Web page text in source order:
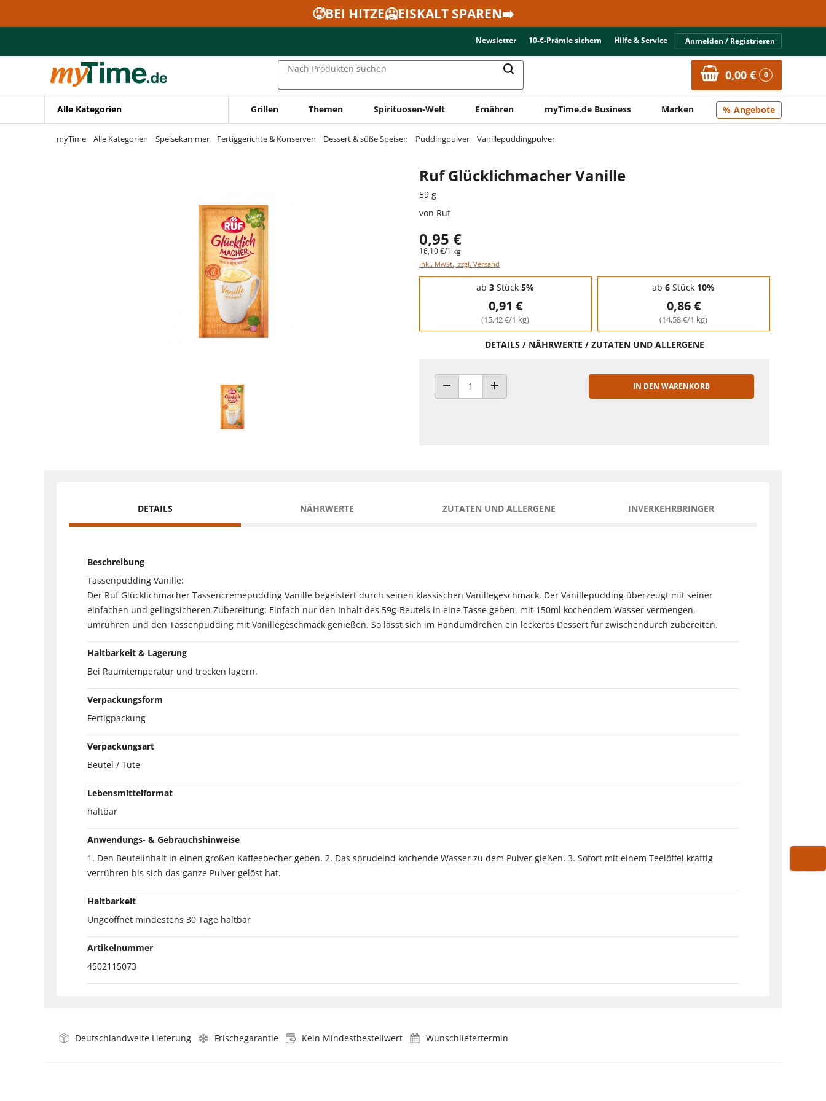
Zur Navigation springen
🥵BEI HITZE🥶EISKALT SPAREN➡️
Newsletter 10-€-Prämie sichern Hilfe & Service Anmelden / Registrieren
Nach Produkten suchen 0,00 € 0
Alle Kategorien Grillen Themen Spirituosen-Welt Ernähren myTime.de Business Marken Angebote
myTime Alle Kategorien Speisekammer Fertiggerichte & Konserven Dessert & süße Speisen Puddingpulver Vanillepuddingpulver
Ruf Glücklichmacher Vanille
59 g
von Ruf
0,95 €
16,10 €/1 kg
inkl. MwSt., zzgl. Versand
Staffelpreise - Mengenrabatt
ab 3 Stück 5%
0,91 €
(15,42 €/1 kg)
ab 6 Stück 10%
0,86 €
(14,58 €/1 kg)
DETAILS / NÄHRWERTE / ZUTATEN UND ALLERGENE
ANZAHL VERRINGERNANZAHL ERHÖHEN
IN DEN WARENKORB
DETAILS NÄHRWERTE ZUTATEN UND ALLERGENE INVERKEHRBRINGER
Beschreibung
Tassenpudding Vanille:
Der Ruf Glücklichmacher Tassencremepudding Vanille begeistert durch seinen klassischen Vanillegeschmack. Der Vanillepudding überzeugt mit seiner
einfachen und gelingsicheren Zubereitung: Einfach nur den Inhalt des 59g-Beutels in eine Tasse geben, mit 150ml kochendem Wasser vermengen,
umrühren und den Tassenpudding mit Vanillegeschmack genießen. So lässt sich im Handumdrehen ein leckeres Dessert für zwischendurch zubereiten.
Haltbarkeit & Lagerung
Bei Raumtemperatur und trocken lagern.
Verpackungsform
Fertigpackung
Verpackungsart
Beutel / Tüte
Lebensmittelformat
haltbar
Anwendungs- & Gebrauchshinweise
1. Den Beutelinhalt in einen großen Kaffeebecher geben. 2. Das sprudelnd kochende Wasser zu dem Pulver gießen. 3. Sofort mit einem Teelöffel kräftig
verrühren bis sich das ganze Pulver gelöst hat.
Haltbarkeit
Ungeöffnet mindestens 30 Tage haltbar
Artikelnummer
4502115073
Deutschlandweite Lieferung Frischegarantie Kein Mindestbestellwert Wunschliefertermin